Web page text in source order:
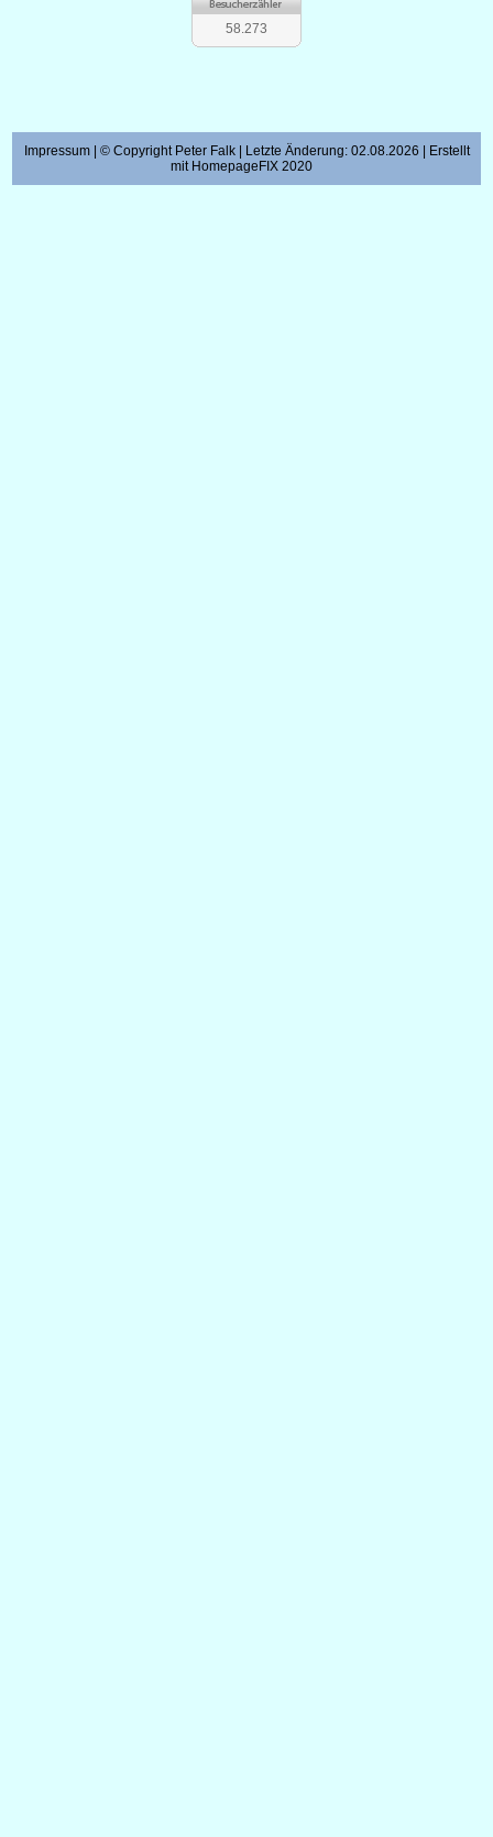
58.273
Impressum| © Copyright Peter Falk | Letzte Änderung: 02.08.2026 | Erstellt
mit HomepageFIX 2020